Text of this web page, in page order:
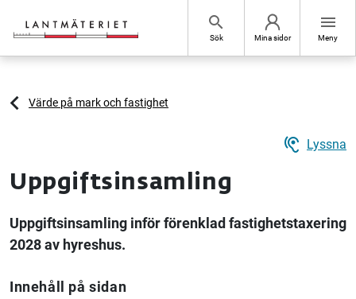
search
Sök Mina sidor
menu
Meny
Värde på mark och fastighet
hearing Lyssna
Uppgiftsinsamling
Uppgiftsinsamling inför förenklad fastighetstaxering
2028 av hyreshus.
Innehåll på sidan